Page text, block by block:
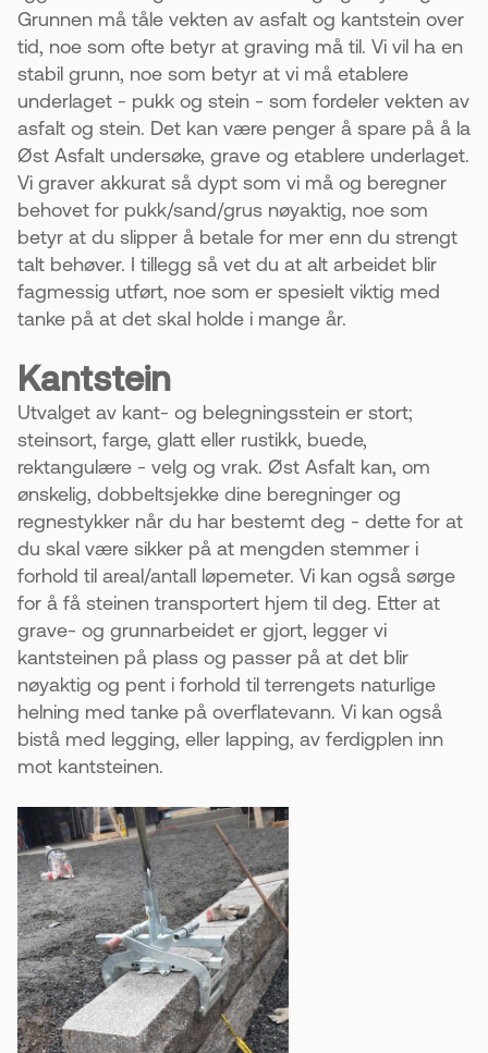
Grunnen må tåle vekten av asfalt og kantstein over
tid, noe som ofte betyr at graving må til. Vi vil ha en
stabil grunn, noe som betyr at vi må etablere
underlaget - pukk og stein - som fordeler vekten av
asfalt og stein. Det kan være penger å spare på å la
Øst Asfalt undersøke, grave og etablere underlaget.
Vi graver akkurat så dypt som vi må og beregner
behovet for pukk/sand/grus nøyaktig, noe som
betyr at du slipper å betale for mer enn du strengt
talt behøver. I tillegg så vet du at alt arbeidet blir
fagmessig utført, noe som er spesielt viktig med
tanke på at det skal holde i mange år.
Kantstein
Utvalget av kant- og belegningsstein er stort;
steinsort, farge, glatt eller rustikk, buede,
rektangulære - velg og vrak. Øst Asfalt kan, om
ønskelig, dobbeltsjekke dine beregninger og
regnestykker når du har bestemt deg - dette for at
du skal være sikker på at mengden stemmer i
forhold til areal/antall løpemeter. Vi kan også sørge
for å få steinen transportert hjem til deg. Etter at
grave- og grunnarbeidet er gjort, legger vi
kantsteinen på plass og passer på at det blir
nøyaktig og pent i forhold til terrengets naturlige
helning med tanke på overflatevann. Vi kan også
bistå med legging, eller lapping, av ferdigplen inn
mot kantsteinen.